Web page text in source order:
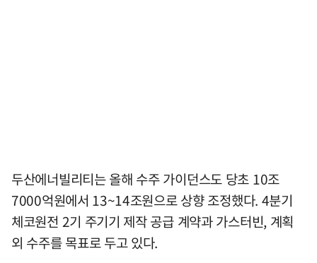
두산에너빌리티는 올해 수주 가이던스도 당초 10조
7000억원에서 13~14조원으로 상향 조정했다. 4분기
체코원전 2기 주기기 제작 공급 계약과 가스터빈, 계획
외 수주를 목표로 두고 있다.